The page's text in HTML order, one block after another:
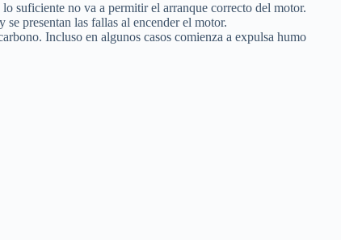
suficiente no va a permitir el arranque correcto del motor.
presentan las fallas al encender el motor.
Incluso en algunos casos comienza a expulsa humo